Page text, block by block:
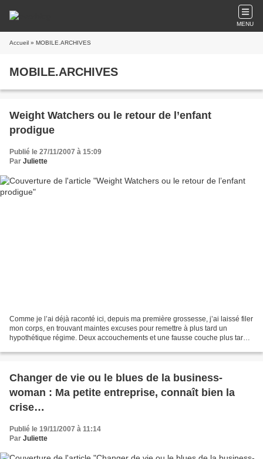
MENU
Accueil » MOBILE.ARCHIVES
MOBILE.ARCHIVES
Weight Watchers ou le retour de l’enfant
prodigue
Publié le 27/11/2007 à 15:09
Par Juliette
Comme je l’ai déjà raconté ici, depuis ma première grossesse, j’ai laissé filer
mon corps, en trouvant maintes excuses pour remettre à plus tard un
hypothétique régime. Deux accouchements et une fausse couche plus tard,
Changer de vie ou le blues de la business-
woman : Ma petite entreprise, connaît bien la
crise…
Publié le 19/11/2007 à 11:14
Par Juliette